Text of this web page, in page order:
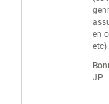
en
etc).
JP